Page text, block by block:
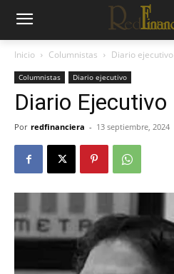
Inicio Columnistas Diario ejecutivo
Columnistas Diario ejecutivo
Diario Ejecutivo
Por redfinanciera - 13 septiembre, 2024